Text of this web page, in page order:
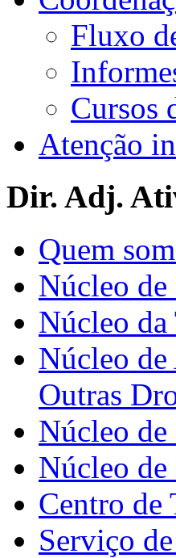
Fluxo
Cursos
Atenção
Dir. Adj.
Quem
Núcleo
Núcleo da
Núcleo de
Outras
Núcleo de
Núcleo
Centro de
Serviço